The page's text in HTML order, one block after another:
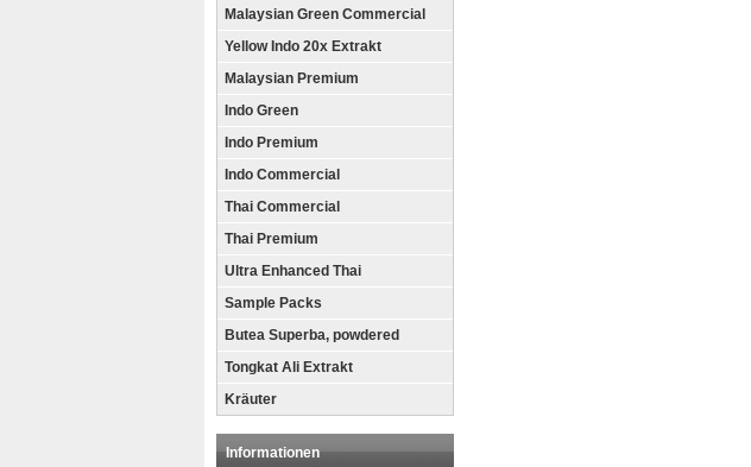
Malaysian Green Commercial
Yellow Indo 20x Extrakt
Malaysian Premium
Indo Green
Indo Premium
Indo Commercial
Thai Commercial
Thai Premium
Ultra Enhanced Thai
Sample Packs
Butea Superba, powdered
Tongkat Ali Extrakt
Kräuter
Informationen